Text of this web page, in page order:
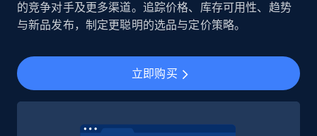
的竞争对手及更多渠道。追踪价格、库存可用性、趋势
与新品发布，制定更聪明的选品与定价策略。
立即购买